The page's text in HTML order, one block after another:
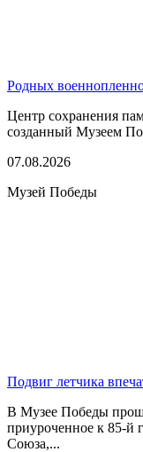
Родных
Центр сохранения
созданный Музеем
07.08.2026
Музей Победы
Подвиг летчика
В Музее Победы
приуроченное к 85-й
Союза,...